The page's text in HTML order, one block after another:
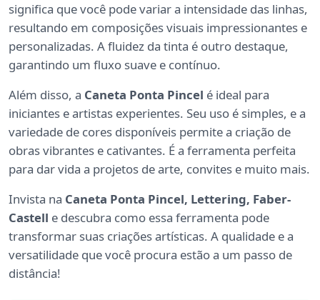
significa que você pode variar a intensidade das linhas,
resultando em composições visuais impressionantes e
personalizadas. A fluidez da tinta é outro destaque,
garantindo um fluxo suave e contínuo.
Além disso, a Caneta Ponta Pincel é ideal para
iniciantes e artistas experientes. Seu uso é simples, e a
variedade de cores disponíveis permite a criação de
obras vibrantes e cativantes. É a ferramenta perfeita
para dar vida a projetos de arte, convites e muito mais.
Invista na Caneta Ponta Pincel, Lettering, Faber-
Castell e descubra como essa ferramenta pode
transformar suas criações artísticas. A qualidade e a
versatilidade que você procura estão a um passo de
distância!